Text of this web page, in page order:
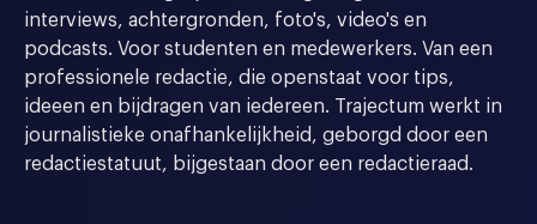
interviews, achtergronden, foto's, video's en
podcasts. Voor studenten en medewerkers. Van een
professionele redactie, die openstaat voor tips,
ideeen en bijdragen van iedereen. Trajectum werkt in
journalistieke onafhankelijkheid, geborgd door een
redactiestatuut, bijgestaan door een redactieraad.